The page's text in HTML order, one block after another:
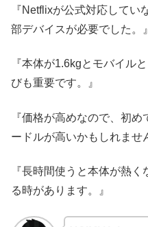
『Netflixが公式対応して
部デバイスが必要でした。』
『本体が1.6kgとモバイル
びも重要です。』
『価格が高めなので、初
ードルが高いかもしれませ
『長時間使うと本体が熱
る時があります。』